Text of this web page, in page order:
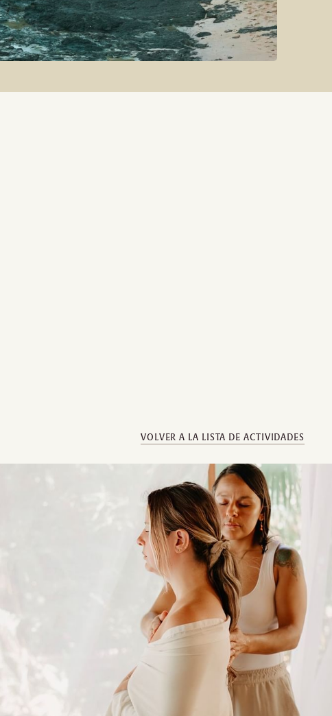
VOLVER A LA LISTA DE ACTIVIDADES